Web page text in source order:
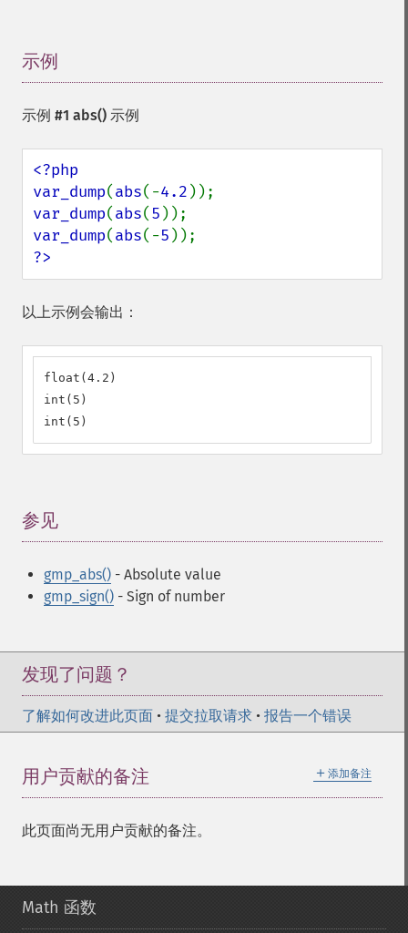
示例
示例 #1 abs() 示例
<?php
var_dump(abs(-4.2
var_dump(abs(5
var_dump(abs(-5
?>
以上示例会输出：
float(4.2)
int(5)
int(5)
参见
gmp_abs() - Absolute value
gmp_sign() - Sign of number
发现了问题？
了解如何改进此页面 • 提交拉取请求 • 报告一个错误
＋ 添加备注
用户贡献的备注
此页面尚无用户贡献的备注。
Math 函数